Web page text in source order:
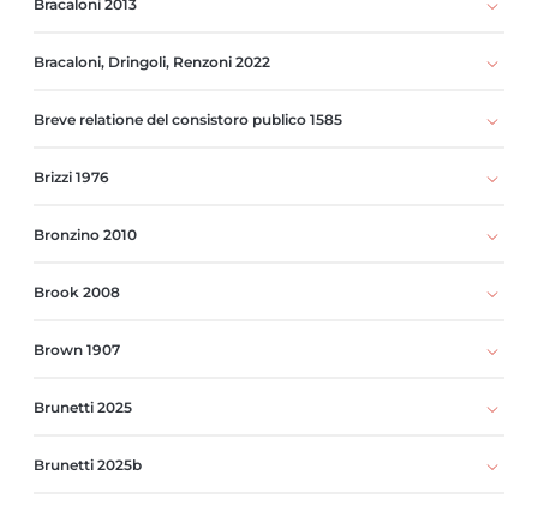
Bracaloni, Dringoli, Renzoni 2022
Breve relatione del consistoro publico 1585
Brizzi 1976
Bronzino 2010
Brook 2008
Brown 1907
Brunetti 2025
Brunetti 2025b